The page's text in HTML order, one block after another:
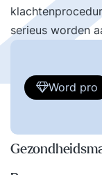
serieus worden
Word pro